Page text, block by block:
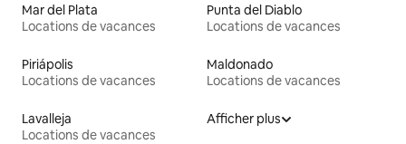
Mar del Plata
Locations de vacances
Punta del Diablo
Locations de vacances
Piriápolis
Locations de vacances
Maldonado
Locations de vacances
Lavalleja
Locations de vacances
Afficher plus